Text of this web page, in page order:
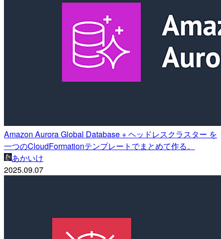
Amazon Aurora Global Database + ヘッドレスクラスター を
一つのCloudFormationテンプレートでまとめて作る。
あかいけ
2025.09.07